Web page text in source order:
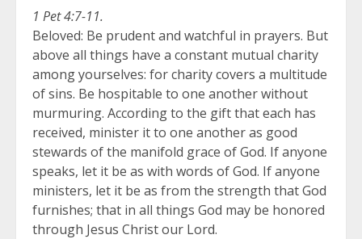
1 Pet 4:7-11.
Beloved: Be prudent and watchful in prayers. But
above all things have a constant mutual charity
among yourselves: for charity covers a multitude
of sins. Be hospitable to one another without
murmuring. According to the gift that each has
received, minister it to one another as good
stewards of the manifold grace of God. If anyone
speaks, let it be as with words of God. If anyone
ministers, let it be as from the strength that God
furnishes; that in all things God may be honored
through Jesus Christ our Lord.